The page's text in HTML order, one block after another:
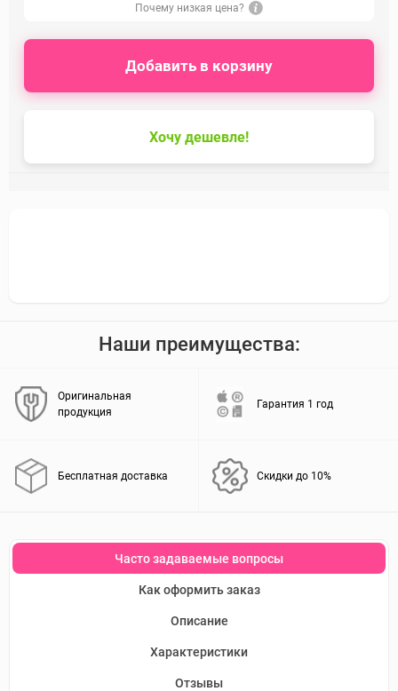
Почему низкая цена?
Хочу дешевле!
Добавить в корзину
Наши преимущества:
Оригинальная
продукция
Гарантия 1 год
Бесплатная доставка Скидки до 10%
Часто задаваемые вопросы
Как оформить заказ
Описание
Характеристики
Отзывы